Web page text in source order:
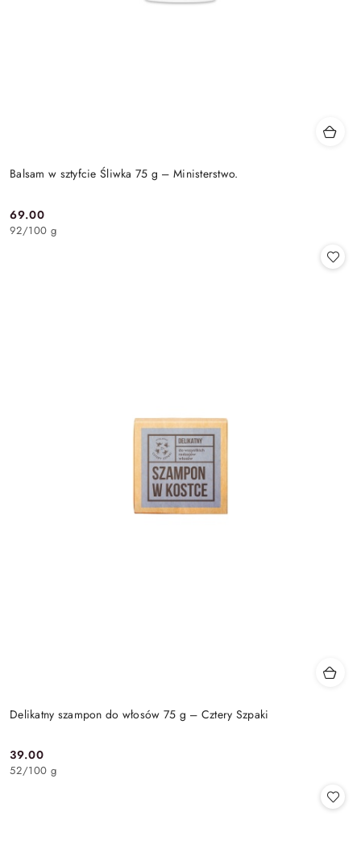
Balsam w sztyfcie Śliwka 75 g – Ministerstwo.
Cena:
69.00
92/100 g
Delikatny szampon do włosów 75 g – Cztery Szpaki
Cena:
39.00
52/100 g